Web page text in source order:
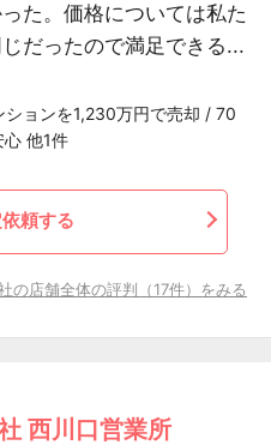
た。価格については私た
だったので満足できる...
ョンを1,230万円で売却 / 70
他1件
頼する
の店舗全体の評判（17件）をみる
西川口営業所